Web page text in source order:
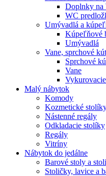
Doplnky na
WC
Umývadlá a
Kúpeľňové
Umývadlá
Vane, sprchové
Sprchové
Vane
Malý nábytok
Komody
Kozmetické
Nástenné regály
Odkladacie stolíky
Regály
Vitríny
Nábytok do jedálne
Barové stoly a
Stoličky, lavice a